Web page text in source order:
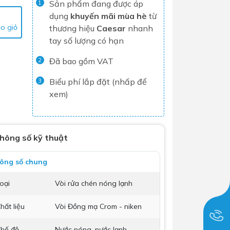
Tủ lạnh
Máy rửa chén
Nồi chiên không dầu
Nồi cơm điện
Gia dụng
Lộc Nghi Cần Thơ – Chuyên
Nghiệp và Tận Tâm
Dịch Vụ Lắp Đặt Thiết Bị Ngành
Nghiệp & Uy Tín
Dịch Vụ Lắp Đặt Sen Vòi và Phụ
Chuyên Nghiệp và Tận Tâm
giỏ
1
Sản phẩm đang được áp
dụng khuyến mãi mùa hè từ
thương hiệu Caesar nhanh
tay số lượng có hạn
2 Đã bao gồm VAT
3
Biểu phí lắp đặt (nhấp để
xem)
số kỹ thuật
số chung
Vòi rửa chén nóng lạnh
liệu Vòi Đồng mạ Crom - niken